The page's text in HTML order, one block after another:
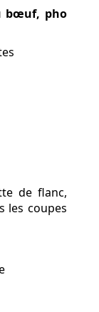
bœuf, pho
de flanc,
les coupes